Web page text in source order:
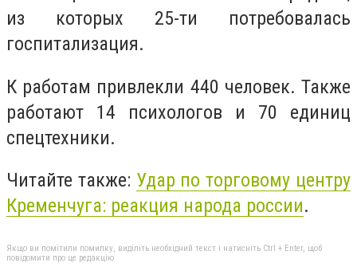
из которых 25-ти потребовалась
госпитализация.
К работам привлекли 440 человек. Также
работают 14 психологов и 70 единиц
спецтехники.
Читайте также: Удар по торговому центру
Кременчуга: реакция народа россии.
Якщо ви помітили помилку, виділіть необхідний текст і натисніть Ctrl + Enter, щоб
повідомити про це редакцію